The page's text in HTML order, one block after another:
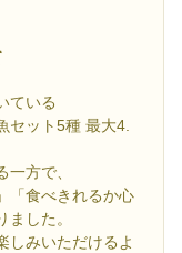
ている
セット5種 最大4.
方で、
「食べきれるか心
した。
しみいただけるよ